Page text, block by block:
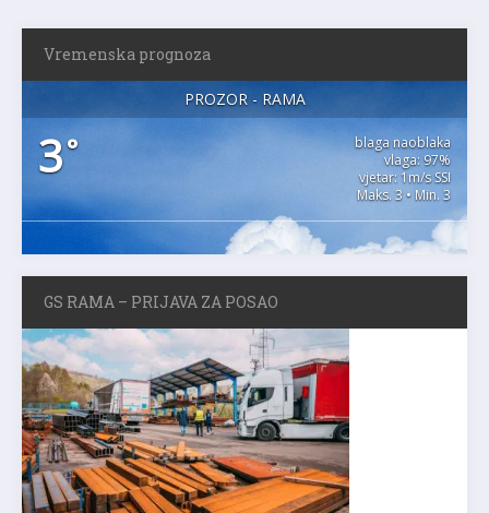
Vremenska prognoza
PROZOR - RAMA
3°
blaga naoblaka
vlaga: 97%
vjetar: 1m/s SSI
Maks. 3 • Min. 3
GS RAMA – PRIJAVA ZA POSAO